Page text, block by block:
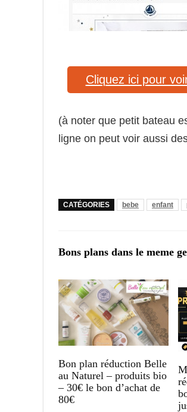
Cliquez ici pour
(à noter que petit bateau
ligne on peut voir aussi
CATÉGORIES bebe enfant
Bons plans dans le meme
Bon plan réduction Belle
au Naturel – produits bio
– 30€ le bon d’achat de
80€